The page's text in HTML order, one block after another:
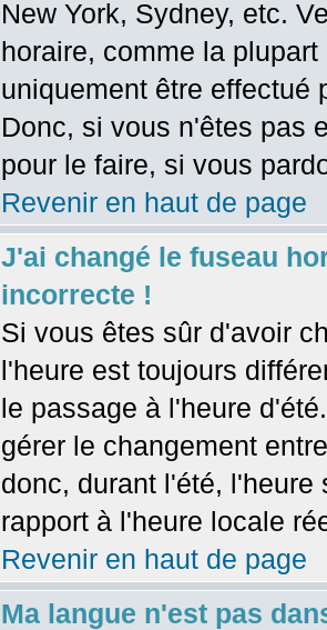
New York, Sydney, etc.
horaire, comme la
uniquement être effectué
Donc, si vous n'êtes pas
pour le faire, si vous
Revenir en haut de page
J'ai changé le fuseau
incorrecte !
Si vous êtes sûr d'avoir
l'heure est toujours
le passage à l'heure
gérer le changement
donc, durant l'été, l'heure
rapport à l'heure locale
Revenir en haut de page
Ma langue n'est pas